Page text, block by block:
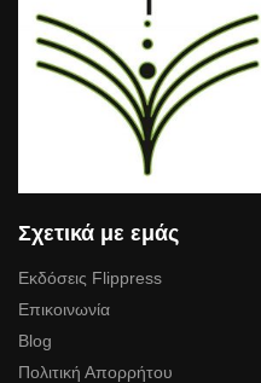
Σχετικά με εμάς
Εκδόσεις Flippress
Επικοινωνία
Blog
Πολιτική Απορρήτου